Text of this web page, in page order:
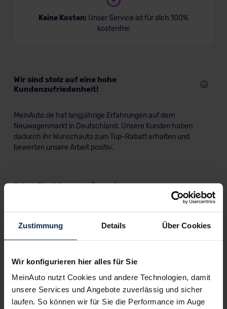
Zustimmung Details Über Cookies
Wir konfigurieren hier alles für Sie
MeinAuto nutzt Cookies und andere Technologien, damit
unsere Services und Angebote zuverlässig und sicher
laufen. So können wir für Sie die Performance im Auge
Keine Kosten: Unser Service ist für dich 100%
kostenfrei
Wir sind stolz auf eine hohe
Kundenzufriedenheit!
MeinAuto.de hat langjährige Erfahrungen auf dem
Neuwagenmarkt in Deutschland. Unsere Kunden haben
dadurch ihr Wunschauto zum Top-Rabatt erhalten und
bewerten unsere Arbeit positiv.
Sehen Sie sich unsere Bewertungen an:
Erfahren Sie mehr über das Urteil unserer Kunden